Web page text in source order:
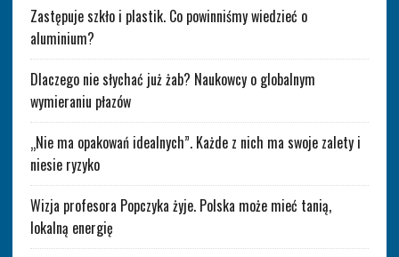
Zastępuje szkło i plastik. Co powinniśmy wiedzieć o
aluminium?
Dlaczego nie słychać już żab? Naukowcy o globalnym
wymieraniu płazów
„Nie ma opakowań idealnych”. Każde z nich ma swoje zalety i
niesie ryzyko
Wizja profesora Popczyka żyje. Polska może mieć tanią,
lokalną energię